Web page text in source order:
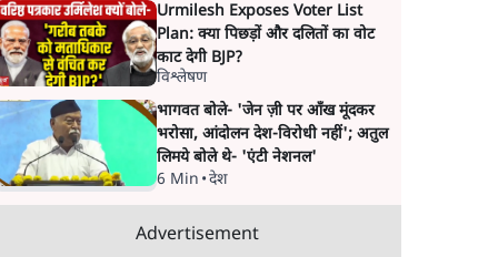
Urmilesh Exposes Voter List
Plan: क्या पिछड़ों और दलितों का वोट
काट देगी BJP?
विश्लेषण
भागवत बोले- 'जेन ज़ी पर आँख मूंदकर
भरोसा, आंदोलन देश-विरोधी नहीं'; अतुल
लिमये बोले थे- 'एंटी नेशनल'
6 Min •देश
Advertisement